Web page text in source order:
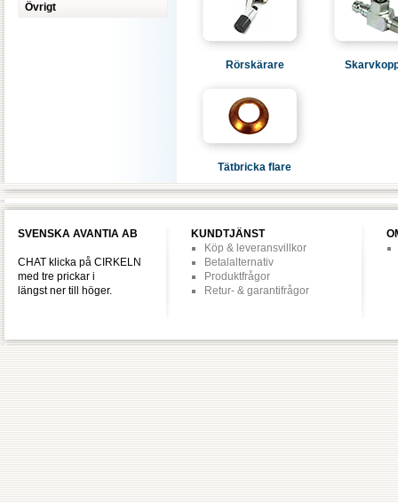
Övrigt
Rörskärare
Tätbricka flare
SVENSKA AVANTIA AB
CHAT klicka på CIRKELN
med tre prickar i
längst ner till höger.
KUNDTJÄNST
Köp & leveransvillkor
Betalalternativ
Produktfrågor
Retur- & garantifrågor